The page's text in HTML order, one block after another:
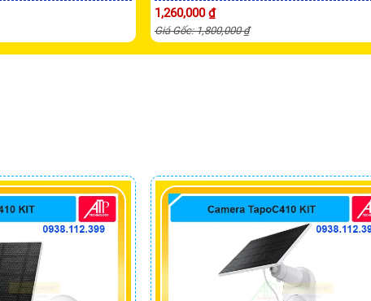
1,260,000 ₫
Giá Gốc: 1,800,000 ₫